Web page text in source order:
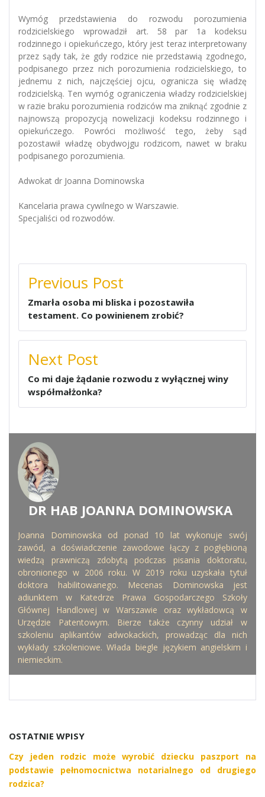
Wymóg przedstawienia do rozwodu porozumienia
rodzicielskiego wprowadził art. 58 par 1a kodeksu
rodzinnego i opiekuńczego, który jest teraz interpretowany
przez sądy tak, że gdy rodzice nie przedstawią zgodnego,
podpisanego przez nich porozumienia rodzicielskiego, to
jednemu z nich, najczęściej ojcu, ogranicza się władzę
rodzicielską. Ten wymóg ograniczenia władzy rodzicielskiej
w razie braku porozumienia rodziców ma zniknąć zgodnie z
najnowszą propozycją nowelizacji kodeksu rodzinnego i
opiekuńczego. Powróci możliwość tego, żeby sąd
pozostawił władzę obydwojgu rodzicom, nawet w braku
podpisanego porozumienia.
Adwokat dr Joanna Dominowska
Kancelaria prawa cywilnego w Warszawie.
Specjaliści od rozwodów.
NAWIGACJA
WPISU
Previous Post
Zmarła osoba mi bliska i pozostawiła
testament. Co powinienem zrobić?
Next Post
Co mi daje żądanie rozwodu z wyłącznej winy
współmałżonka?
DR HAB JOANNA DOMINOWSKA
Joanna Dominowska od ponad 10 lat wykonuje swój
zawód, a doświadczenie zawodowe łączy z pogłębioną
wiedzą prawniczą zdobytą podczas pisania doktoratu,
obronionego w 2006 roku. W 2019 roku uzyskała tytuł
doktora habilitowanego. Mecenas Dominowska jest
adiunktem w Katedrze Prawa Gospodarczego Szkoły
Głównej Handlowej w Warszawie oraz wykładowcą w
Urzędzie Patentowym. Bierze także czynny udział w
szkoleniu aplikantów adwokackich, prowadząc dla nich
wykłady szkoleniowe. Włada biegle językiem angielskim i
niemieckim.
OSTATNIE WPISY
Czy jeden rodzic może wyrobić dziecku paszport na
podstawie pełnomocnictwa notarialnego od drugiego
rodzica?